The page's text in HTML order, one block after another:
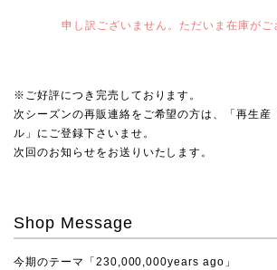
申し訳ございません。ただいま在庫がご
※ご好評につき完売しております。
次シーズンの再販連絡をご希望の方は、「再生産
ル」にご登録下さいませ。
次回のお知らせをお送りいたします。
Shop Message
今期のテーマ「230,000,000years ago」